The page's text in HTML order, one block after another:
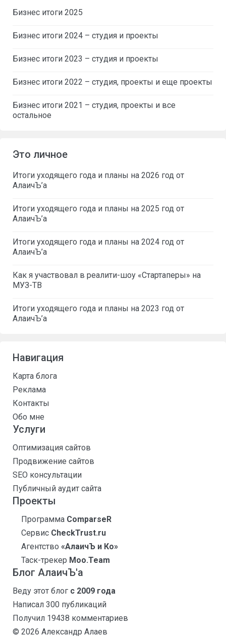
Бизнес итоги 2025
Бизнес итоги 2024 – студия и проекты
Бизнес итоги 2023 – студия и проекты
Бизнес итоги 2022 – студия, проекты и еще проекты
Бизнес итоги 2021 – студия, проекты и все
остальное
Это личное
Итоги уходящего года и планы на 2026 год от
АлаичЪ’а
Итоги уходящего года и планы на 2025 год от
АлаичЪ’а
Итоги уходящего года и планы на 2024 год от
АлаичЪ’а
Как я участвовал в реалити-шоу «Стартаперы» на
МУЗ-ТВ
Итоги уходящего года и планы на 2023 год от
АлаичЪ’а
Навигация
Карта блога
Реклама
Контакты
Обо мне
Услуги
Оптимизация сайтов
Продвижение сайтов
SEO консультации
Публичный аудит сайта
Проекты
Программа ComparseR
Сервис CheckTrust.ru
Агентство «АлаичЪ и Ко»
Таск-трекер Moo.Team
Блог АлаичЪ'а
Веду этот блог с 2009 года
Написал 300 публикаций
Получил 19438 комментариев
© 2026 Александр Алаев